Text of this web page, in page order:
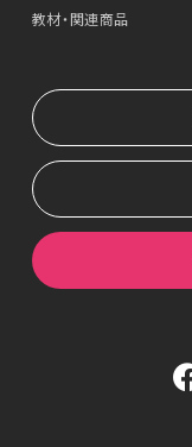
教材・関連商品